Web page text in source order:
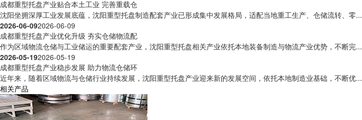
成都重型托盘产业贴合本土工业 完善重载仓
沈阳坐拥深厚工业发展底蕴，沈阳重型托盘制造配套产业已形成集中发展格局，适配当地重工生产、仓储流转、零...
2026-06-092026-06-09
成都重型托盘产业优化升级 夯实仓储物流配
作为区域物流仓储与工业储运的重要配套产业，沈阳重型托盘相关产业依托本地装备制造与物流产业优势，不断完...
2026-05-192026-05-19
成都重型托盘产业稳步发展 助力物流仓储环
近年来，随着区域物流与仓储行业持续发展，沈阳重型托盘产业迎来新的发展空间，依托本地制造业基础，不断优...
相关产品